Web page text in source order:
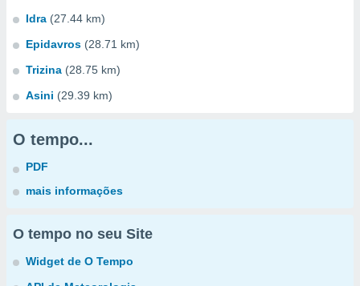
Idra (27.44 km)
Epidavros (28.71 km)
Trizina (28.75 km)
Asini (29.39 km)
O tempo...
PDF
mais informações
O tempo no seu Site
Widget de O Tempo